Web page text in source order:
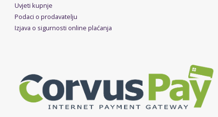
Uvjeti kupnje
Podaci o prodavatelju
Izjava o sigurnosti online plaćanja